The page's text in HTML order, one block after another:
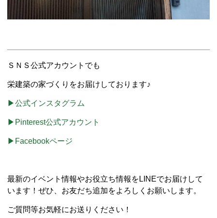
ＳＮＳ公式アカウントでも
栄建築の家づくりをお届けしております♪
▶公式インスタグラム
▶Pinterest公式アカウント
▶Facebookページ
最新のイベント情報やお役立ち情報をLINEでお届けして
います！ぜひ、お友だち追加をよろしくお願いします。
ご質問等お気軽にお送りください！